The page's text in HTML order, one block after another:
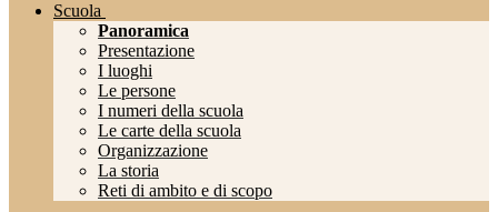
Scuola
Panoramica
Presentazione
I luoghi
Le persone
I numeri della scuola
Le carte della scuola
Organizzazione
La storia
Reti di ambito e di scopo